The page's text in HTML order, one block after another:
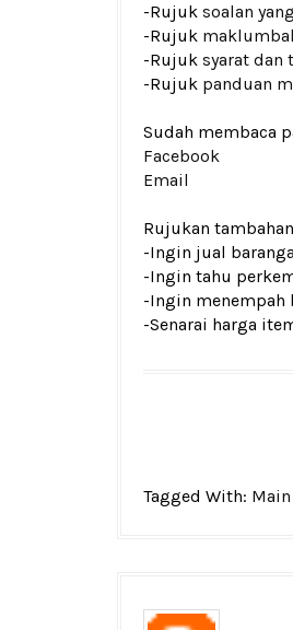
-Rujuk soalan
-Rujuk
-Rujuk syarat dan
-Rujuk panduan
Sudah membaca
Facebook
Email
Rujukan tambahan
-Ingin jual
-Ingin tahu
-Ingin menempah
-Senarai harga
Tagged With: Main